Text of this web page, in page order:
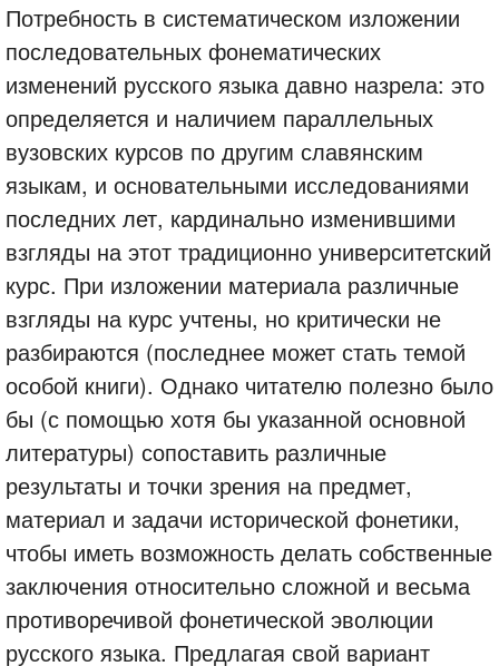
Потребность в систематическом изложении
последовательных фонематических
изменений русского языка давно назрела: это
определяется и наличием параллельных
вузовских курсов по другим славянским
языкам, и основательными исследованиями
последних лет, кардинально изменившими
взгляды на этот традиционно университетский
курс. При изложении материала различные
взгляды на курс учтены, но критически не
разбираются (последнее может стать темой
особой книги). Однако читателю полезно было
бы (с помощью хотя бы указанной основной
литературы) сопоставить различные
результаты и точки зрения на предмет,
материал и задачи исторической фонетики,
чтобы иметь возможность делать собственные
заключения относительно сложной и весьма
противоречивой фонетической эволюции
русского языка. Предлагая свой вариант